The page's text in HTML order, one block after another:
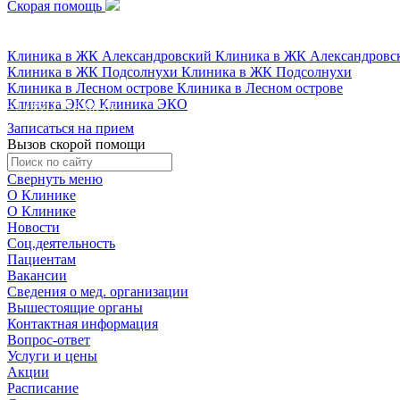
Скорая помощь
Клиника в ЖК Александровский Клиника в ЖК
Клиника в ЖК Подсолнухи Клиника в ЖК Подсолнухи
Клиника в Лесном острове Клиника в Лесном острове
Клиника ЭКО Клиника ЭКО
+7 (351) 778-88-87
Записаться на прием
Вызов скорой помощи
Свернуть меню
О Клинике
О Клинике
Новости
Соц.деятельность
Пациентам
Вакансии
Сведения о мед. организации
Вышестоящие органы
Контактная информация
Вопрос-ответ
Услуги и цены
Акции
Расписание